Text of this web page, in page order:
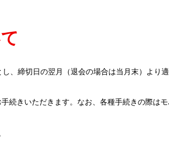
、締切日の翌月（退会の場合は当月末）より
続きいただきます。なお、各種手続きの際は